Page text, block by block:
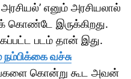
எனும் அரசியலால்
கொண்டே இருக்கிறது.
படம் தான் இது.
வச்சு
கொன்று கூட அவன்